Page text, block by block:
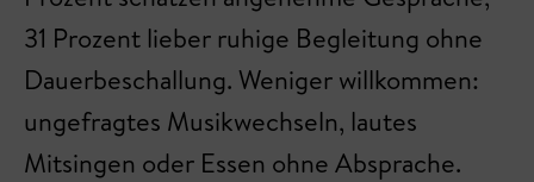
31 Prozent lieber ruhige Begleitung ohne
Dauerbeschallung. Weniger willkommen:
ungefragtes Musikwechseln, lautes
Mitsingen oder Essen ohne Absprache.